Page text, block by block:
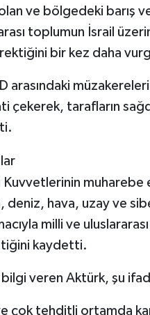
olan ve bölgedeki barış
toplumun İsrail
bir kez daha
arasındaki
çekerek, tarafların
Kuvvetlerinin muharebe
hava, uzay ve
milli ve
kaydetti.
veren Aktürk, şu
çok tehditli ortamda